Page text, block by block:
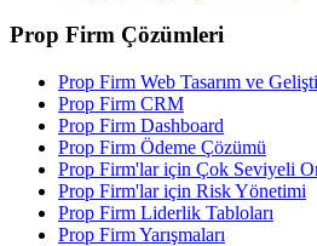
Prop Firm Çözümleri
Prop Firm Web Tasarım ve
Prop Firm CRM
Prop Firm Dashboard
Prop Firm Ödeme Çözümü
Prop Firm'lar için Çok Seviyeli
Prop Firm'lar için Risk Yönetimi
Prop Firm Liderlik Tabloları
Prop Firm Yarışmaları